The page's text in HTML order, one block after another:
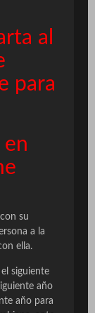
al
para
en
su
a la
ella.
siguiente
año
año para